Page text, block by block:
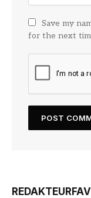
Save my
for the next